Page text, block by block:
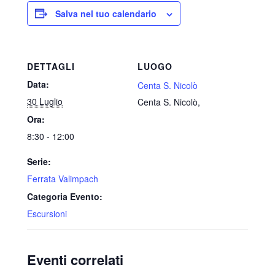
Salva nel tuo calendario
DETTAGLI
Data:
30 Luglio
Ora:
8:30 - 12:00
Serie:
Ferrata Valimpach
Categoria Evento:
Escursioni
LUOGO
Centa S. Nicolò
Centa S. Nicolò,
Eventi correlati